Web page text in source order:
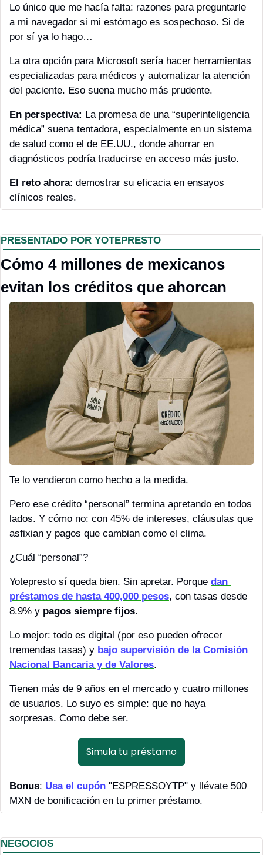
Lo único que me hacía falta: razones para preguntarle
a mi navegador si mi estómago es sospechoso. Si de
por sí ya lo hago…
La otra opción para Microsoft sería hacer herramientas
especializadas para médicos y automatizar la atención
del paciente. Eso suena mucho más prudente.
En perspectiva: La promesa de una “superinteligencia
médica” suena tentadora, especialmente en un sistema
de salud como el de EE.UU., donde ahorrar en
diagnósticos podría traducirse en acceso más justo.
El reto ahora: demostrar su eficacia en ensayos
clínicos reales.
PRESENTADO POR YOTEPRESTO
Cómo 4 millones de mexicanos
evitan los créditos que ahorcan
Te lo vendieron como hecho a la medida.
Pero ese crédito “personal” termina apretando en todos
lados. Y cómo no: con 45% de intereses, cláusulas que
asfixian y pagos que cambian como el clima.
¿Cuál “personal”?
Yotepresto sí queda bien. Sin apretar. Porque dan
préstamos de hasta 400,000 pesos, con tasas desde
8.9% y pagos siempre fijos.
Lo mejor: todo es digital (por eso pueden ofrecer
tremendas tasas) y bajo supervisión de la Comisión
Nacional Bancaria y de Valores.
Tienen más de 9 años en el mercado y cuatro millones
de usuarios. Lo suyo es simple: que no haya
sorpresas. Como debe ser.
Simula tu préstamo
Bonus: Usa el cupón "ESPRESSOYTP" y llévate 500
MXN de bonificación en tu primer préstamo.
NEGOCIOS